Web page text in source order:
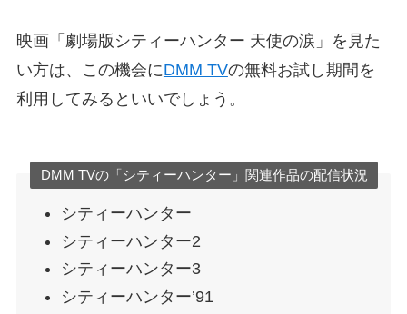
映画「劇場版シティーハンター 天使の涙」を見た
い方は、この機会にDMM TVの無料お試し期間を
利用してみるといいでしょう。
DMM TVの「シティーハンター」関連作品の配信状況
シティーハンター
シティーハンター2
シティーハンター3
シティーハンター’91